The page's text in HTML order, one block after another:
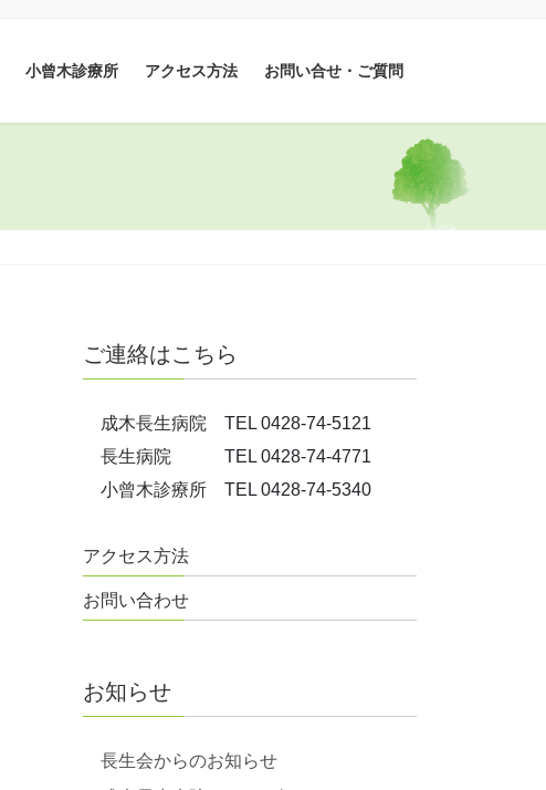
小曾木診療所 アクセス方法 お問い合せ・ご質問
ご連絡はこちら
成木長生病院 TEL 0428-74-5121
長生病院 TEL 0428-74-4771
小曾木診療所 TEL 0428-74-5340
アクセス方法
お問い合わせ
お知らせ
長生会からのお知らせ